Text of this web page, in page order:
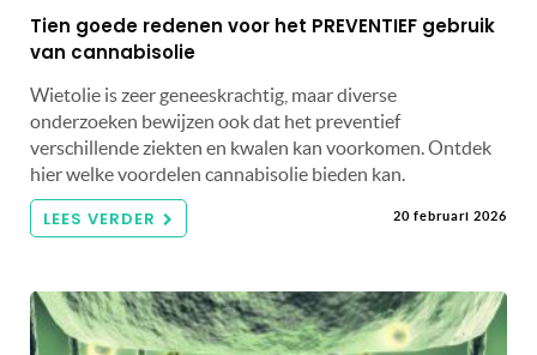
Tien goede redenen voor het PREVENTIEF gebruik
van cannabisolie
Wietolie is zeer geneeskrachtig, maar diverse
onderzoeken bewijzen ook dat het preventief
verschillende ziekten en kwalen kan voorkomen. Ontdek
hier welke voordelen cannabisolie bieden kan.
LEES VERDER 20 februari 2026